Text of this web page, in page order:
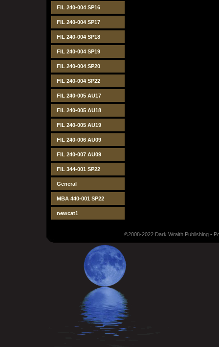
FIL 240-004 SP16
FIL 240-004 SP17
FIL 240-004 SP18
FIL 240-004 SP19
FIL 240-004 SP20
FIL 240-004 SP22
FIL 240-005 AU17
FIL 240-005 AU18
FIL 240-005 AU19
FIL 240-006 AU09
FIL 240-007 AU09
FIL 344-001 SP22
General
MBA 440-001 SP22
newcat1
©2008-2022 Dark Wraith Publishing •